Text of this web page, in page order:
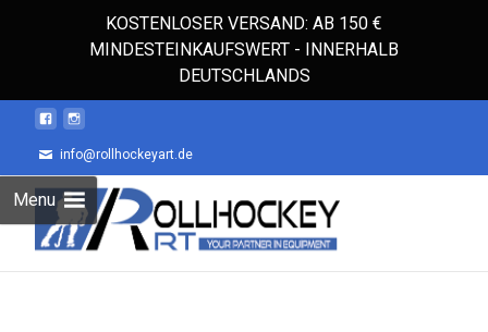
KOSTENLOSER VERSAND: AB 150 €
MINDESTEINKAUFSWERT - INNERHALB
DEUTSCHLANDS
info@rollhockeyart.de
Menu